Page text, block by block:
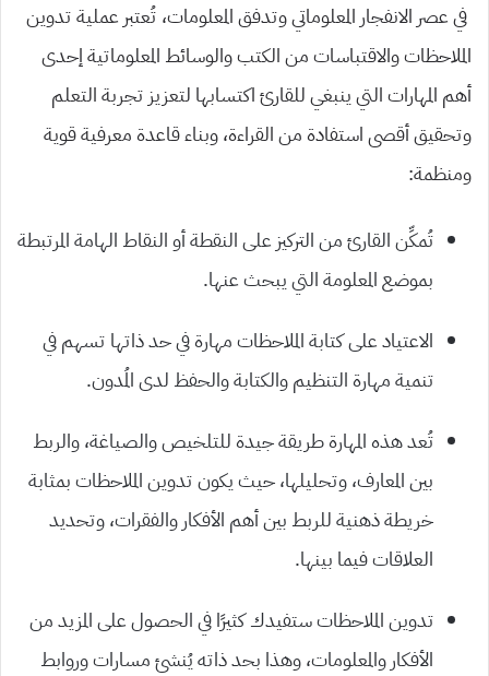
في عصر الانفجار المعلوماتي وتدفق المعلومات، تُعتبر عملية تدوين
الملاحظات والاقتباسات من الكتب والوسائط المعلوماتية إحدى
أهم المهارات التي ينبغي للقارئ اكتسابها لتعزيز تجربة التعلم
وتحقيق أقصى استفادة من القراءة، وبناء قاعدة معرفية قوية
ومنظمة:
تُمكِّن القارئ من التركيز على النقطة أو النقاط الهامة المرتبطة
بموضع المعلومة التي يبحث عنها.
الاعتياد على كتابة الملاحظات مهارة في حد ذاتها تسهم في
تنمية مهارة التنظيم والكتابة والحفظ لدى المُدون.
تُعد هذه المهارة طريقة جيدة للتلخيص والصياغة، والربط
بين المعارف، وتحليلها، حيث يكون تدوين الملاحظات بمثابة
خريطة ذهنية للربط بين أهم الأفكار والفقرات، وتحديد
العلاقات فيما بينها.
تدوين الملاحظات ستفيدك كثيرًا في الحصول على المزيد من
الأفكار والمعلومات، وهذا بحد ذاته يُنشئ مسارات وروابط